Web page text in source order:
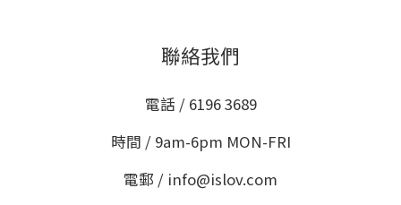
聯絡我們
電話 / 6196 3689
時間 / 9am-6pm MON-FRI
電郵 / info@islov.com